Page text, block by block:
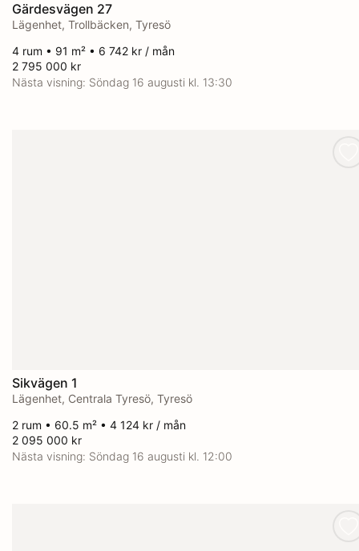
Gärdesvägen 27
Lägenhet, Trollbäcken, Tyresö
4 rum • 91 m² • 6 742 kr / mån
2 795 000 kr
Nästa visning: Söndag 16 augusti kl. 13:30
Sikvägen 1
Lägenhet, Centrala Tyresö, Tyresö
2 rum • 60.5 m² • 4 124 kr / mån
2 095 000 kr
Nästa visning: Söndag 16 augusti kl. 12:00